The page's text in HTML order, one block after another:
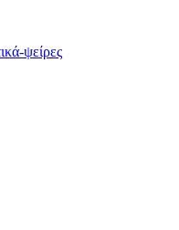
ψείρες